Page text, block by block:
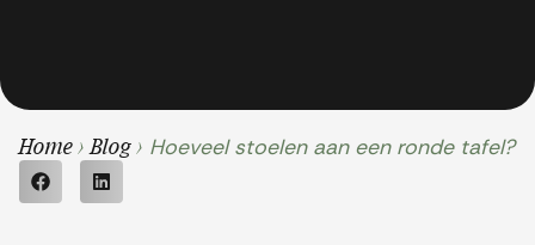
Home >Blog > Hoeveel stoelen aan een ronde tafel?